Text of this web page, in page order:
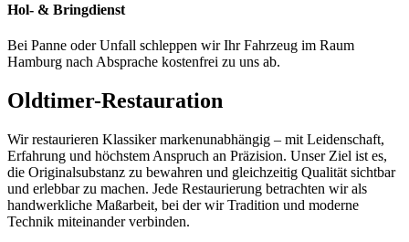
Hol‑ & Bringdienst
Bei Panne oder Unfall schleppen wir Ihr Fahrzeug im Raum
Hamburg nach Absprache kostenfrei zu uns ab.
Oldtimer-Restauration
Wir restaurieren Klassiker markenunabhängig – mit Leidenschaft,
Erfahrung und höchstem Anspruch an Präzision. Unser Ziel ist es,
die Originalsubstanz zu bewahren und gleichzeitig Qualität sichtbar
und erlebbar zu machen. Jede Restaurierung betrachten wir als
handwerkliche Maßarbeit, bei der wir Tradition und moderne
Technik miteinander verbinden.